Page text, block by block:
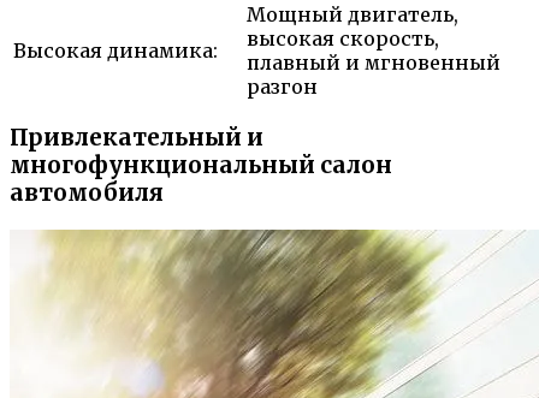
Высокая динамика:
Мощный двигатель,
высокая скорость,
плавный и мгновенный
разгон
Привлекательный и
многофункциональный салон
автомобиля